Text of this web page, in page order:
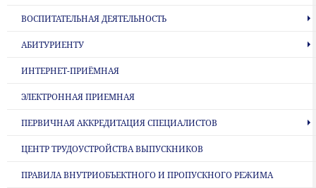
ВОСПИТАТЕЛЬНАЯ ДЕЯТЕЛЬНОСТЬ
АБИТУРИЕНТУ
ИНТЕРНЕТ-ПРИЁМНАЯ
ЭЛЕКТРОННАЯ ПРИЕМНАЯ
ПЕРВИЧНАЯ АККРЕДИТАЦИЯ СПЕЦИАЛИСТОВ
ЦЕНТР ТРУДОУСТРОЙСТВА ВЫПУСКНИКОВ
ПРАВИЛА ВНУТРИОБЪЕКТНОГО И ПРОПУСКНОГО РЕЖИМА